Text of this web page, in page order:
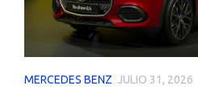
MERCEDES BENZ JULIO 31, 2026